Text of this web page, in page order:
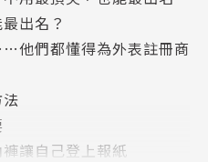
世界報》資深主編，
天才，
、蘋果創辦人賈伯斯到社
出名？
他們都懂得為外表註冊商
讓自己登上報紙